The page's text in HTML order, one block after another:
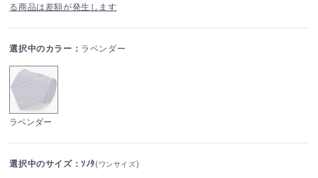
る商品は差額が発生します
選択中のカラー： ラベンダー
ラベンダー
選択中のサイズ：ｿﾉﾀ(ワンサイズ)